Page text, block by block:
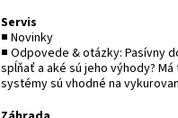
Servis
■ Novinky
■ Odpovede & otázky: Pasívny
spĺňať a aké sú jeho výhody?
systémy sú vhodné na